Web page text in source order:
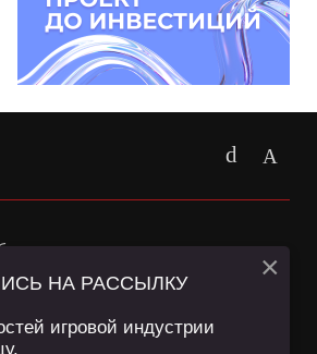
сайта и сервис «Яндекс
и
НА РАССЫЛКУ
игровой индустрии
×